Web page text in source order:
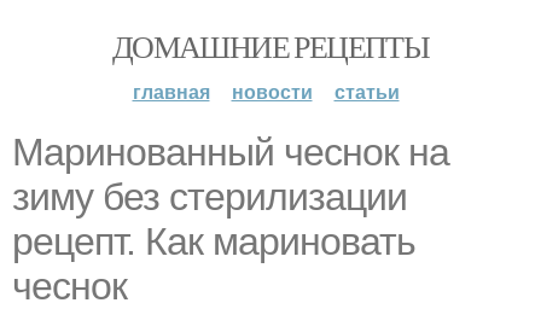
ДОМАШНИЕ РЕЦЕПТЫ
главная новости статьи
Маринованный чеснок на
зиму без стерилизации
рецепт. Как мариновать
чеснок